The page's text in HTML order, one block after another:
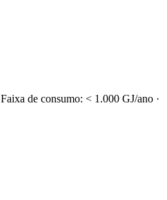
Faixa de consumo: < 1.000 GJ/ano ·